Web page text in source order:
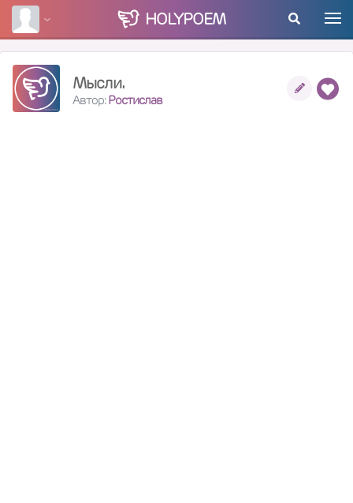
HOLYPOEM
Мысли.
Автор:Ростислав